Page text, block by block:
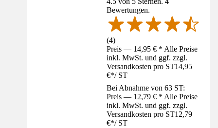
Bewertungen.
(4)
Preis — 14,95 € * Alle Preise
inkl. MwSt. und ggf. zzgl.
Versandkosten pro ST14,95
€*/ ST
Bei Abnahme von 63 ST:
Preis — 12,79 € * Alle Preise
inkl. MwSt. und ggf. zzgl.
Versandkosten pro ST12,79
€*/ ST